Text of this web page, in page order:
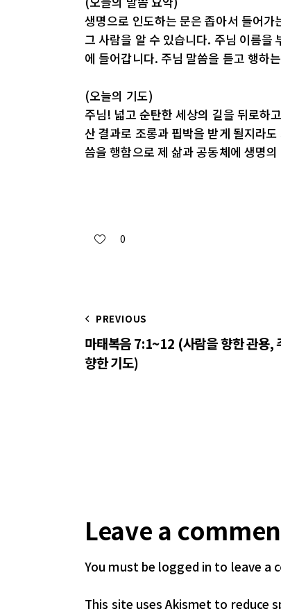
생명으로 인도하는 문은 좁아서 들어
그 사람을 알 수 있습니다. 주님 이름을
에 들어갑니다. 주님 말씀을 듣고 행하
(오늘의 기도)
주님! 넓고 순탄한 세상의 길을 뒤로하
산 결과로 조롱과 핍박을 받게 될지라
씀을 행함으로 제 삶과 공동체에 생명
0
PREVIOUS
마태복음 7:1~12 (사람을 향한 관용,
향한 기도)
Leave a
You must be logged in to leave a
This site uses Akismet to reduce